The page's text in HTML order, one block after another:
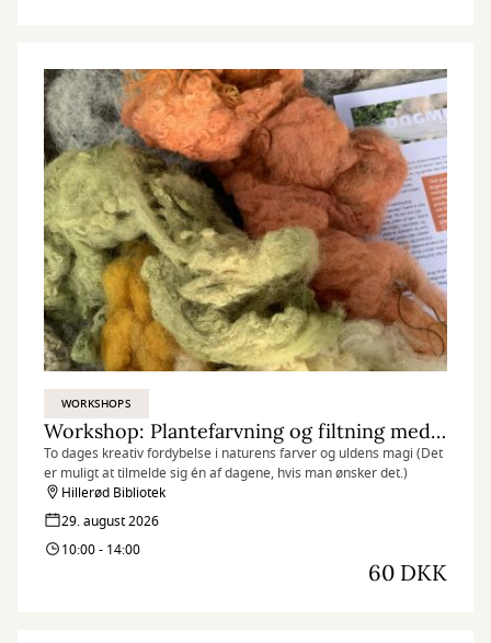
WORKSHOPS
Workshop: Plantefarvning og filtning med råuld - dag 1/2
To dages kreativ fordybelse i naturens farver og uldens magi (Det
er muligt at tilmelde sig én af dagene, hvis man ønsker det.)
Hillerød Bibliotek
29. august 2026
10:00 - 14:00
60 DKK